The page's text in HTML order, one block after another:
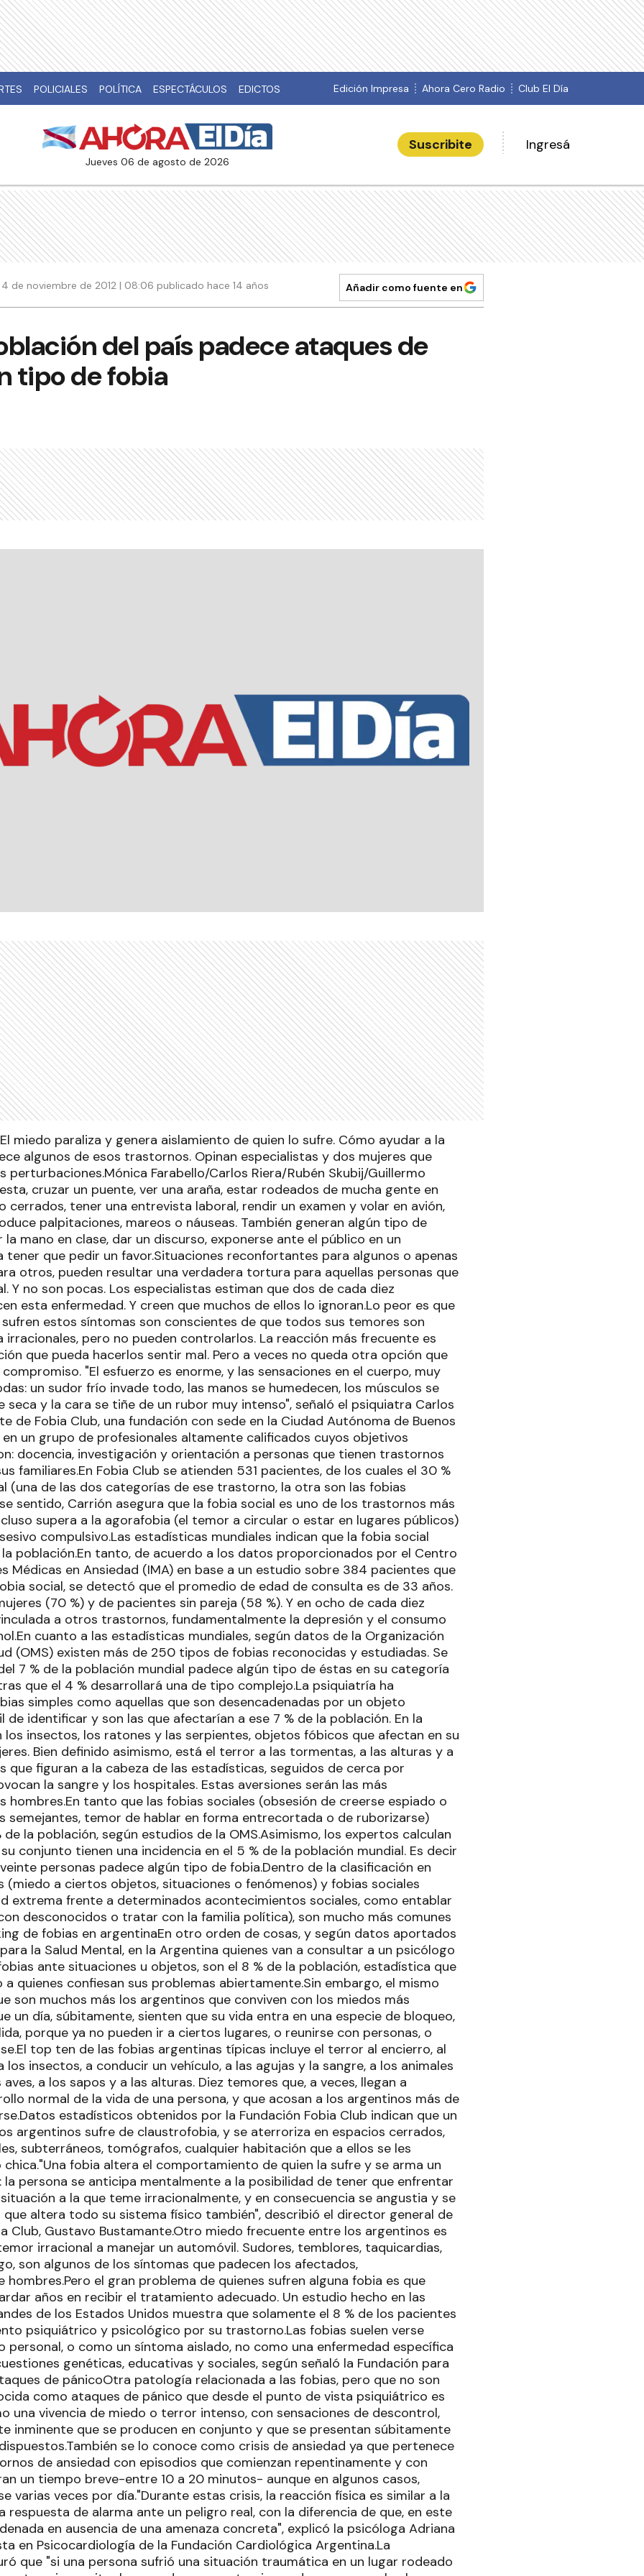
POLICIALES POLÍTICA ESPECTÁCULOS EDICTOS Edición Impresa Ahora Cero Radio Club El Día
jueves 06 de agosto de 2026
Suscribite Ingresá
4 de noviembre de 2012 | 08:06 publicado hace 14 años Añadir como fuente en
del país padece ataques de
tipo de fobia
miedo paraliza y genera aislamiento de quien lo sufre. Cómo ayudar a la
algunos de esos trastornos. Opinan especialistas y dos mujeres que
perturbaciones.Mónica Farabello/Carlos Riera/Rubén Skubij/Guillermo
cruzar un puente, ver una araña, estar rodeados de mucha gente en
cerrados, tener una entrevista laboral, rendir un examen y volar en avión,
palpitaciones, mareos o náuseas. También generan algún tipo de
mano en clase, dar un discurso, exponerse ante el público en un
tener que pedir un favor.Situaciones reconfortantes para algunos o apenas
otros, pueden resultar una verdadera tortura para aquellas personas que
Y no son pocas. Los especialistas estiman que dos de cada diez
esta enfermedad. Y creen que muchos de ellos lo ignoran.Lo peor es que
estos síntomas son conscientes de que todos sus temores son
irracionales, pero no pueden controlarlos. La reacción más frecuente es
que pueda hacerlos sentir mal. Pero a veces no queda otra opción que
"El esfuerzo es enorme, y las sensaciones en el cuerpo, muy
un sudor frío invade todo, las manos se humedecen, los músculos se
seca y la cara se tiñe de un rubor muy intenso", señaló el psiquiatra Carlos
de Fobia Club, una fundación con sede en la Ciudad Autónoma de Buenos
un grupo de profesionales altamente calificados cuyos objetivos
docencia, investigación y orientación a personas que tienen trastornos
familiares.En Fobia Club se atienden 531 pacientes, de los cuales el 30 %
(una de las dos categorías de ese trastorno, la otra son las fobias
sentido, Carrión asegura que la fobia social es uno de los trastornos más
supera a la agorafobia (el temor a circular o estar en lugares públicos)
compulsivo.Las estadísticas mundiales indican que la fobia social
la población.En tanto, de acuerdo a los datos proporcionados por el Centro
Médicas en Ansiedad (IMA) en base a un estudio sobre 384 pacientes que
social, se detectó que el promedio de edad de consulta es de 33 años.
(70 %) y de pacientes sin pareja (58 %). Y en ocho de cada diez
a otros trastornos, fundamentalmente la depresión y el consumo
cuanto a las estadísticas mundiales, según datos de la Organización
(OMS) existen más de 250 tipos de fobias reconocidas y estudiadas. Se
7 % de la población mundial padece algún tipo de éstas en su categoría
que el 4 % desarrollará una de tipo complejo.La psiquiatría ha
simples como aquellas que son desencadenadas por un objeto
de identificar y son las que afectarían a ese 7 % de la población. En la
insectos, los ratones y las serpientes, objetos fóbicos que afectan en su
Bien definido asimismo, está el terror a las tormentas, a las alturas y a
que figuran a la cabeza de las estadísticas, seguidos de cerca por
la sangre y los hospitales. Estas aversiones serán las más
hombres.En tanto que las fobias sociales (obsesión de creerse espiado o
semejantes, temor de hablar en forma entrecortada o de ruborizarse)
de la población, según estudios de la OMS.Asimismo, los expertos calculan
conjunto tienen una incidencia en el 5 % de la población mundial. Es decir
personas padece algún tipo de fobia.Dentro de la clasificación en
(miedo a ciertos objetos, situaciones o fenómenos) y fobias sociales
extrema frente a determinados acontecimientos sociales, como entablar
desconocidos o tratar con la familia política), son mucho más comunes
de fobias en argentinaEn otro orden de cosas, y según datos aportados
la Salud Mental, en la Argentina quienes van a consultar a un psicólogo
ante situaciones u objetos, son el 8 % de la población, estadística que
quienes confiesan sus problemas abiertamente.Sin embargo, el mismo
son muchos más los argentinos que conviven con los miedos más
un día, súbitamente, sienten que su vida entra en una especie de bloqueo,
porque ya no pueden ir a ciertos lugares, o reunirse con personas, o
top ten de las fobias argentinas típicas incluye el terror al encierro, al
los insectos, a conducir un vehículo, a las agujas y la sangre, a los animales
a los sapos y a las alturas. Diez temores que, a veces, llegan a
normal de la vida de una persona, y que acosan a los argentinos más de
estadísticos obtenidos por la Fundación Fobia Club indican que un
argentinos sufre de claustrofobia, y se aterroriza en espacios cerrados,
subterráneos, tomógrafos, cualquier habitación que a ellos se les
fobia altera el comportamiento de quien la sufre y se arma un
persona se anticipa mentalmente a la posibilidad de tener que enfrentar
a la que teme irracionalmente, y en consecuencia se angustia y se
que altera todo su sistema físico también", describió el director general de
Club, Gustavo Bustamante.Otro miedo frecuente entre los argentinos es
irracional a manejar un automóvil. Sudores, temblores, taquicardias,
son algunos de los síntomas que padecen los afectados,
el gran problema de quienes sufren alguna fobia es que
años en recibir el tratamiento adecuado. Un estudio hecho en las
de los Estados Unidos muestra que solamente el 8 % de los pacientes
psiquiátrico y psicológico por su trastorno.Las fobias suelen verse
personal, o como un síntoma aislado, no como una enfermedad específica
genéticas, educativas y sociales, según señaló la Fundación para
de pánicoOtra patología relacionada a las fobias, pero que no son
como ataques de pánico que desde el punto de vista psiquiátrico es
una vivencia de miedo o terror intenso, con sensaciones de descontrol,
inminente que se producen en conjunto y que se presentan súbitamente
se lo conoce como crisis de ansiedad ya que pertenece
de ansiedad con episodios que comienzan repentinamente y con
un tiempo breve-entre 10 a 20 minutos- aunque en algunos casos,
varias veces por día."Durante estas crisis, la reacción física es similar a la
respuesta de alarma ante un peligro real, con la diferencia de que, en este
en ausencia de una amenaza concreta", explicó la psicóloga Adriana
en Psicocardiología de la Fundación Cardiológica Argentina.La
que "si una persona sufrió una situación traumática en un lugar rodeado